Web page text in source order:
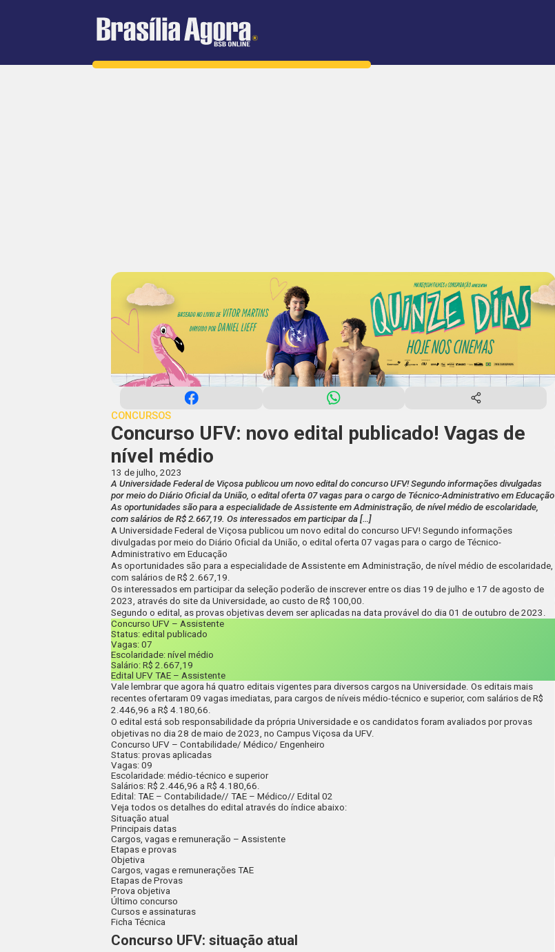
CONCURSOS
Concurso UFV: novo edital publicado! Vagas de
nível médio
13 de julho, 2023
A Universidade Federal de Viçosa publicou um novo edital do concurso UFV! Segundo informações divulgadas
por meio do Diário Oficial da União, o edital oferta 07 vagas para o cargo de Técnico-Administrativo em Educação
As oportunidades são para a especialidade de Assistente em Administração, de nível médio de escolaridade,
com salários de R$ 2.667,19. Os interessados em participar da […]
AUniversidade Federal de Viçosa publicou um novo edital do concurso UFV! Segundo informações
divulgadas por meio do Diário Oficial da União, o edital oferta 07 vagas para o cargo de Técnico-
Administrativo em Educação
As oportunidades são para a especialidade de Assistente em Administração, de nível médio de escolaridade,
com salários deR$ 2.667,19.
Os interessados em participar da seleção poderão de inscrever entre os dias 19 de julho e 17 de agosto de
2023, através do site da Universidade, ao custo de R$ 100,00.
Segundo o edital, as provas objetivas devem ser aplicadas na data provável do dia01 de outubro de 2023.
Concurso UFV – Assistente
Status: edital publicado
Vagas: 07
Escolaridade: nível médio
Salário: R$ 2.667,19
Edital UFV TAE – Assistente
Vale lembrar que agora há quatro editais vigentes para diversos cargos na Universidade. Os editais mais
recentes ofertaram09 vagas imediatas, para cargos de níveis médio-técnico e superior, com salários deR$
2.446,96 a R$ 4.180,66.
O edital está sob responsabilidade da própria Universidade e os candidatos foram avaliados por provas
objetivas no dia28 de maio de 2023, no Campus Viçosa da UFV.
Concurso UFV – Contabilidade/ Médico/ Engenheiro
Status: provas aplicadas
Vagas: 09
Escolaridade: médio-técnico e superior
Salários: R$ 2.446,96 a R$ 4.180,66.
Edital: TAE – Contabilidade//TAE – Médico//Edital 02
Veja todos os detalhes do edital através do índice abaixo:
Situação atual
Principais datas
Cargos, vagas e remuneração – Assistente
Etapas e provas
Objetiva
Cargos, vagas e remunerações TAE
Etapas de Provas
Prova objetiva
Último concurso
Cursos e assinaturas
Ficha Técnica
Concurso UFV: situação atual